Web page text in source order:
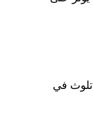
تلوث في